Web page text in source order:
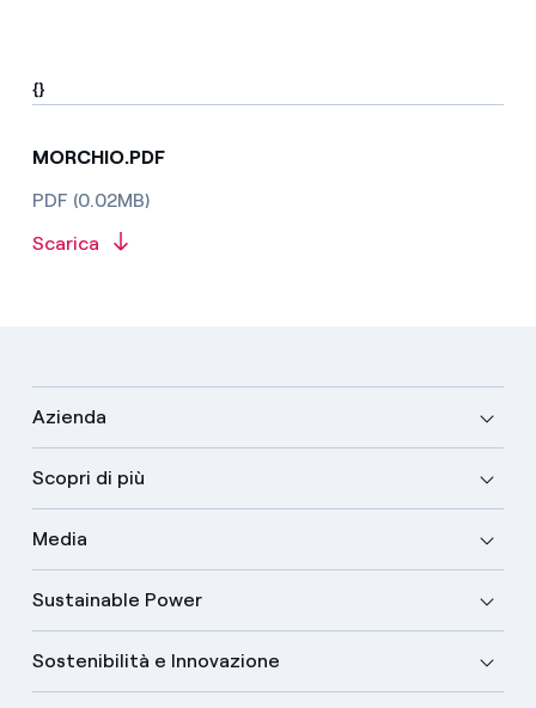
{}
MORCHIO.PDF
PDF (0.02MB)
Scarica
Azienda
Scopri di più
Media
Sustainable Power
Sostenibilità e Innovazione